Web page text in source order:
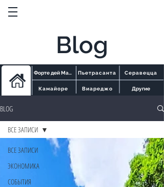
Blog
Форте дей Марми Пьетрасанта Серавецца
Камайоре Виареджо Другие
BLOG
ВСЕ ЗАПИСИ
ЭКОНОМИКА
СОБЫТИЯ
ВСЕ ЗАПИСИ